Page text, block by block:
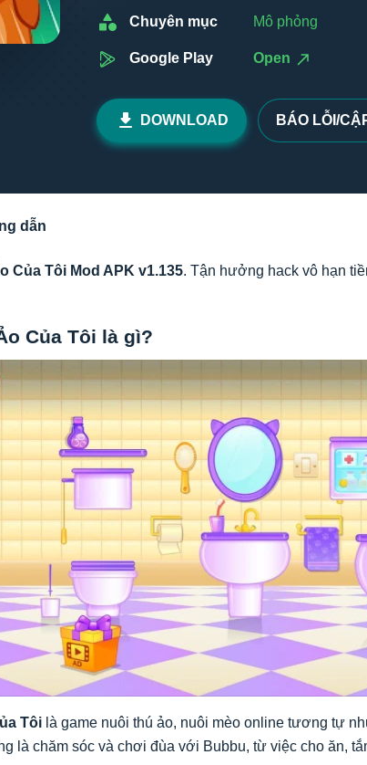
Chuyên mục Mô phỏng
Google Play Open
DOWNLOAD BÁO LỖI/
dẫn
Của Tôi Mod APK v1.135. Tận hưởng hack vô hạn
Của Tôi là gì?
Tôi là game nuôi thú ảo, nuôi mèo online tương tự
là chăm sóc và chơi đùa với Bubbu, từ việc cho ăn,